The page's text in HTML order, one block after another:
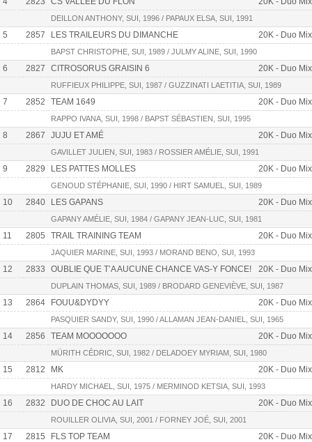
DEILLON ANTHONY, SUI, 1996 / PAPAUX ELSA, SUI, 1991
5 2857 LES TRAILEURS DU DIMANCHE 20K - Duo
BAPST CHRISTOPHE, SUI, 1989 / JULMY ALINE, SUI, 1990
6 2827 CITROSORUS GRAISIN 6 20K - Duo
RUFFIEUX PHILIPPE, SUI, 1987 / GUZZINATI LAETITIA, SUI, 1989
7 2852 TEAM 1649 20K - Duo
RAPPO IVANA, SUI, 1998 / BAPST SÉBASTIEN, SUI, 1995
8 2867 JUJU ET AMÉ 20K - Duo
GAVILLET JULIEN, SUI, 1983 / ROSSIER AMÉLIE, SUI, 1991
9 2829 LES PATTES MOLLES 20K - Duo
GENOUD STÉPHANIE, SUI, 1990 / HIRT SAMUEL, SUI, 1989
10 2840 LES GAPANS 20K - Duo
GAPANY AMÉLIE, SUI, 1984 / GAPANY JEAN-LUC, SUI, 1981
11 2805 TRAIL TRAINING TEAM 20K - Duo
JAQUIER MARINE, SUI, 1993 / MORAND BENO, SUI, 1993
12 2833 OUBLIE QUE T’A AUCUNE CHANCE VAS-Y FONCE! 20K - Duo
DUPLAIN THOMAS, SUI, 1989 / BRODARD GENEVIÈVE, SUI, 1987
13 2864 FOUU&DYDYY 20K - Duo
PASQUIER SANDY, SUI, 1990 / ALLAMAN JEAN-DANIEL, SUI, 1965
14 2856 TEAM MOOOOOOO 20K - Duo
MÜRITH CÉDRIC, SUI, 1982 / DELADOEY MYRIAM, SUI, 1980
15 2812 MK 20K - Duo
HARDY MICHAEL, SUI, 1975 / MERMINOD KETSIA, SUI, 1993
16 2832 DUO DE CHOC AU LAIT 20K - Duo
ROUILLER OLIVIA, SUI, 2001 / FORNEY JOÉ, SUI, 2001
17 2815 FLS TOP TEAM 20K - Duo